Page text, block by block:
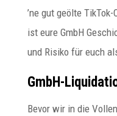
’ne gut geölte
ist eure GmbH
und Risiko für euch
GmbH-
Bevor wir in die